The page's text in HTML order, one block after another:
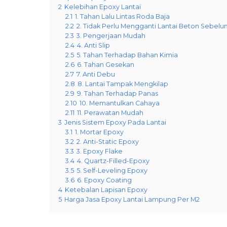
2 Kelebihan Epoxy Lantai
2.1 1. Tahan Lalu Lintas Roda Baja
2.2 2. Tidak Perlu Mengganti Lantai Beton
2.3 3. Pengerjaan Mudah
2.4 4. Anti Slip
2.5 5. Tahan Terhadap Bahan Kimia
2.6 6. Tahan Gesekan
2.7 7. Anti Debu
2.8 8. Lantai Tampak Mengkilap
2.9 9. Tahan Terhadap Panas
2.10 10. Memantulkan Cahaya
2.11 11. Perawatan Mudah
3 Jenis Sistem Epoxy Pada Lantai
3.1 1. Mortar Epoxy
3.2 2. Anti-Static Epoxy
3.3 3. Epoxy Flake
3.4 4. Quartz-Filled-Epoxy
3.5 5. Self-Leveling Epoxy
3.6 6. Epoxy Coating
4 Ketebalan Lapisan Epoxy
5 Harga Jasa Epoxy Lantai Lampung Per M2